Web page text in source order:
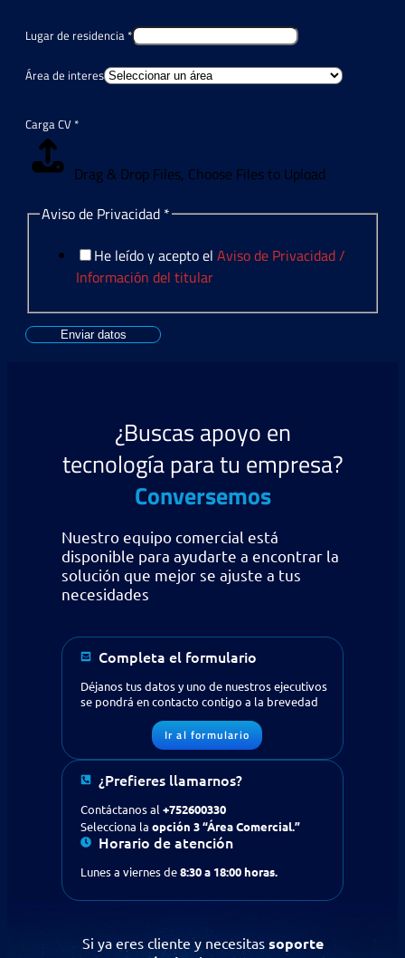
Lugar de residencia *
Área de interes
Carga CV *
Drag & Drop Files, Choose Files to Upload
Aviso de Privacidad *
He leído y acepto el Aviso de Privacidad /
Información del titular
Enviar datos
¿Buscas apoyo en
tecnología para tu empresa?
Conversemos
Nuestro equipo comercial está
disponible para ayudarte a encontrar la
solución que mejor se ajuste a tus
necesidades
Completa el formulario
Déjanos tus datos y uno de nuestros ejecutivos
se pondrá en contacto contigo a la brevedad
Ir al formulario
¿Prefieres llamarnos?
Contáctanos al +752600330
Selecciona la opción 3 “Área Comercial.”
Horario de atención
Lunes a viernes de8:30 a 18:00 horas.
Si ya eres cliente y necesitassoporte
¿Buscas apoyo en tecnología
para tu empresa?Contáctanos
Solicitud de contacto
IR AL FORMULARIO